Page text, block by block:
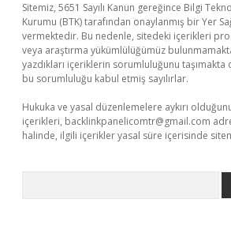
Sitemiz, 5651 Sayılı Kanun gereğince Bilgi
Kurumu (BTK) tarafından onaylanmış bir Yer
vermektedir. Bu nedenle, sitedeki içerikleri
veya araştırma yükümlülüğümüz
yazdıkları içeriklerin sorumluluğunu
bu sorumluluğu kabul etmiş sayılırlar.
Hukuka ve yasal düzenlemelere aykırı
içerikleri, backlinkpanelicomtr@gmail.com
halinde, ilgili içerikler yasal süre içerisinde